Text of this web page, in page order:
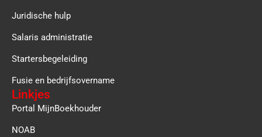
Juridische hulp
Salaris administratie
Startersbegeleiding
Fusie en bedrijfsovername
Linkjes
Portal MijnBoekhouder
NOAB